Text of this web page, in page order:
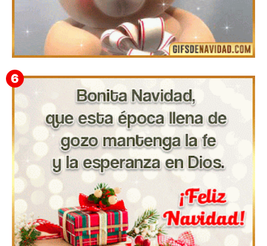
Feliz Navidad Urcisio